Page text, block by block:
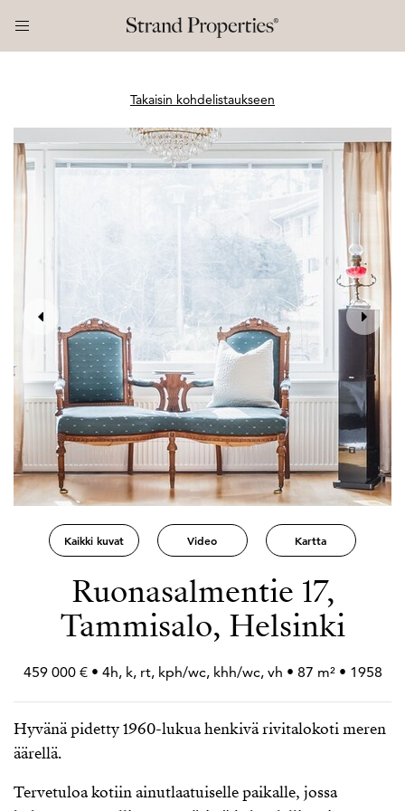
Takaisin kohdelistaukseen
Kaikki kuvat Video Kartta
Ruonasalmentie 17,
Tammisalo, Helsinki
459 000 € • 4h, k, rt, kph/wc, khh/wc, vh • 87 m² • 1958
Hyvänä pidetty 1960-lukua henkivä rivitalokoti meren
äärellä.
Tervetuloa kotiin ainutlaatuiselle paikalle, jossa